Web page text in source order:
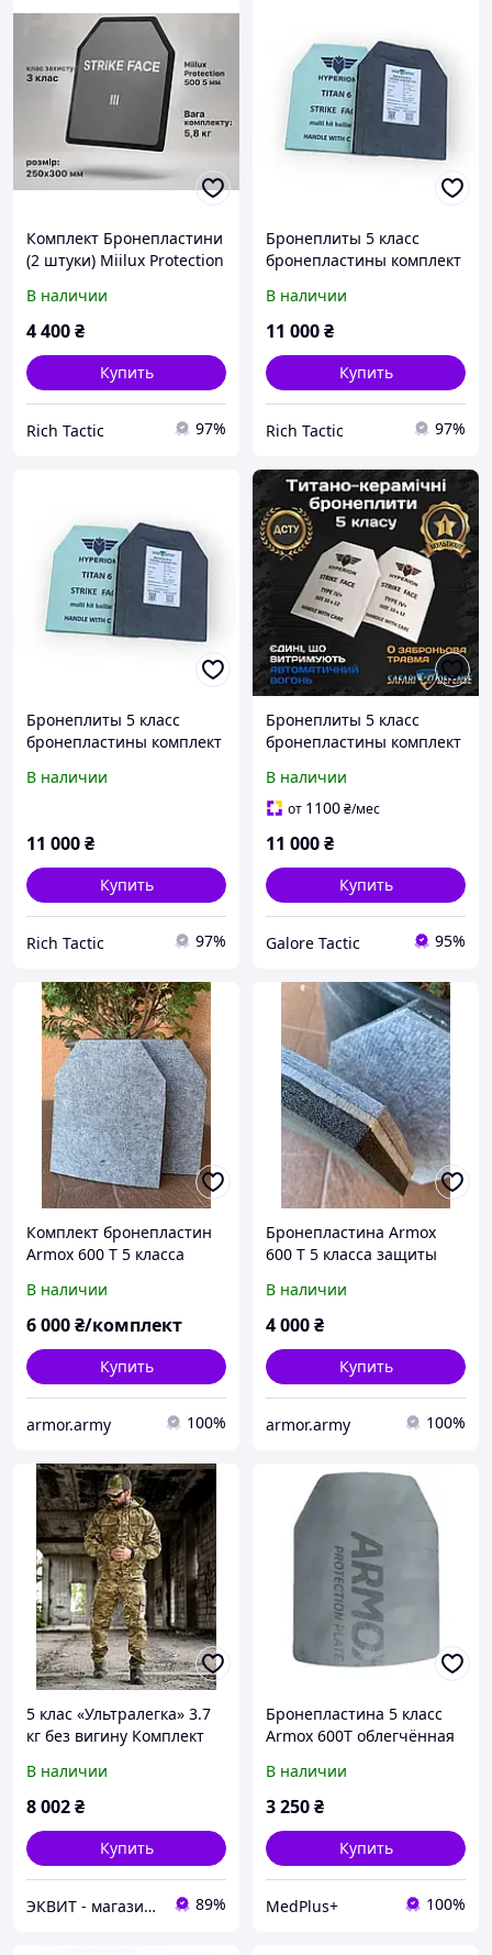
Комплект Бронепластини
(2 штуки) Miilux Protection
кг) Бронепластини 3 клас
плити для бронежилета
В наличии
4 400₴
Купить
Rich Tactic 97%
Бронеплиты 5 класс
бронепластины комплект
титано-керамические
бронепластины комплект
В наличии
11 000₴
Купить
Rich Tactic 97%
Бронеплиты 5 класс
бронепластины комплект
титано-керамические
В наличии
11 000₴
Купить
Rich Tactic 97%
Бронеплиты 5 класс
бронепластины комплект
титано-керамические
бронепластины комплект
В наличии
от 1100₴/мес
11 000₴
Купить
Galore Tactic 95%
Комплект бронепластин
Armox 600 T 5 класса
4,1 кг Швеция
В наличии
6 000₴/комплект
Купить
armor.army 100%
Бронепластина Armox
600 T 5 класса защиты
Швеция
В наличии
4 000₴
Купить
armor.army 100%
5 клас «Ультралегка» 3.7
кг без вигину Комплект
В наличии
8 002₴
Купить
ЭКВИТ - магазин тактической одежды и снаряжения 89%
Бронепластина 5 класс
Armox 600T облегчённая
В наличии
3 250₴
Купить
MedPlus+ 100%